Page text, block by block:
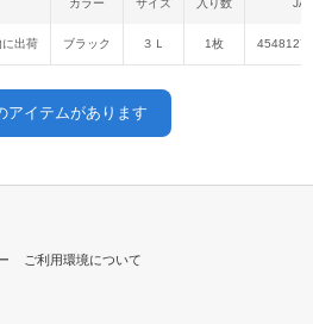
カラー サイズ 入り数
出荷 ブラック ３Ｌ 1枚
アイテムがあります
ご利用環境について